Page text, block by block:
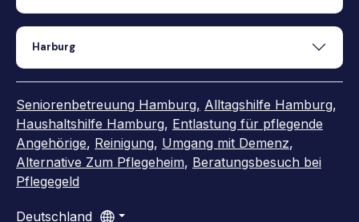
Harburg
Seniorenbetreuung Hamburg, Alltagshilfe Hamburg,
Haushaltshilfe Hamburg, Entlastung für pflegende
Angehörige, Reinigung, Umgang mit Demenz,
Alternative Zum Pflegeheim, Beratungsbesuch bei
Pflegegeld
Deutschland